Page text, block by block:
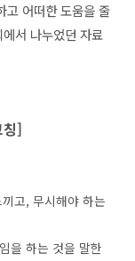
고 어떠한 도움을 줄
서 나누었던 자료
칭]
고, 무시해야 하는
을 하는 것을 말한